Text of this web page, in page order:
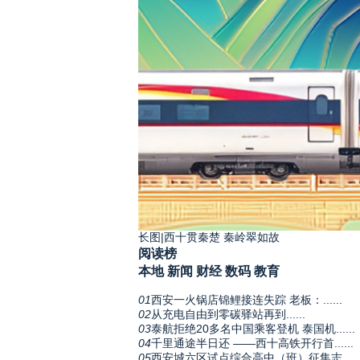
长图|西十贯秦楚 秦岭翠如故
阅读榜
本地 新闻 财经 数码 教育
01西安一火锅店锦鲤接连失踪 老板：......
02从充电自由到零碳驿站再到......
03泰航拒绝20多名中国乘客登机 泰国机......
04千里通途半日还 ——西十高铁开行首......